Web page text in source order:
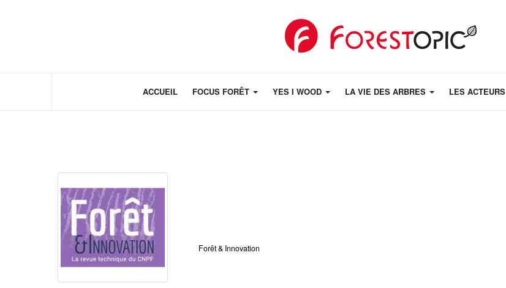
ACCUEIL FOCUS FORÊT YES I WOOD LA VIE DES ARBRES LES ACTEURS
Forêt & Innovation